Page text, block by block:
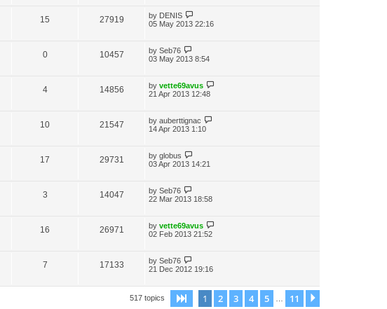
15 27919 by DENIS
05 May 2013 22:16
0 10457 by Seb76
03 May 2013 8:54
4 14856 by vette69avus
21 Apr 2013 12:48
10 21547 by auberttignac
14 Apr 2013 1:10
17 29731 by globus
03 Apr 2013 14:21
3 14047 by Seb76
22 Mar 2013 18:58
16 26971 by vette69avus
02 Feb 2013 21:52
7 17133 by Seb76
21 Dec 2012 19:16
517 topics Page of 11
1 2 3 4 5 11